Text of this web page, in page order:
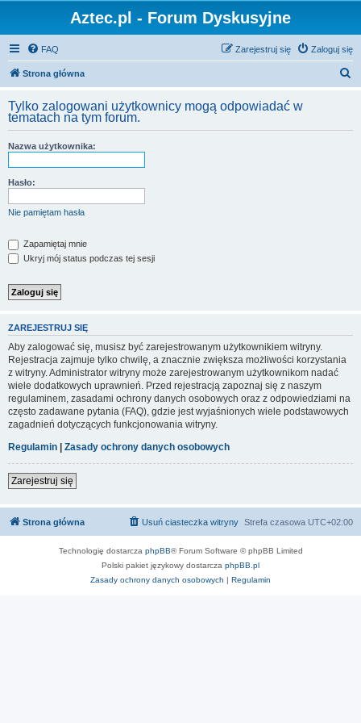
Aztec.pl - Forum Dyskusyjne
FAQ Zaloguj się
Zarejestruj się
Strona główna
k
Tylko zalogowani użytkownicy mogą odpowiadać w
tematach na tym forum.
Nazwa użytkownika:
Hasło:
Nie pamiętam hasła
Zapamiętaj mnie
Ukryj mój status podczas tej sesji
ZAREJESTRUJ SIĘ
Aby zalogować się, musisz być zarejestrowanym użytkownikiem witryny.
Rejestracja zajmuje tylko chwilę, a znacznie zwiększa możliwości korzystania
z witryny. Administrator witryny może zarejestrowanym użytkownikom nadać
wiele dodatkowych uprawnień. Przed rejestracją zapoznaj się z naszym
regulaminem, zasadami ochrony danych osobowych oraz z odpowiedziami na
często zadawane pytania (FAQ), gdzie jest wyjaśnionych wiele podstawowych
zagadnień dotyczących funkcjonowania witryny.
Regulamin | Zasady ochrony danych osobowych
Zarejestruj się
Strona główna Strefa czasowa UTC+02:00
Usuń ciasteczka witryny
Technologię dostarcza phpBB® Forum Software © phpBB Limited
Polski pakiet językowy dostarcza phpBB.pl
Zasady ochrony danych osobowych | Regulamin